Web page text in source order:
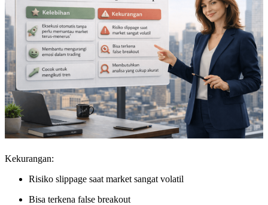
Kekurangan:
Risiko slippage saat market sangat volatil
Bisa terkena false breakout